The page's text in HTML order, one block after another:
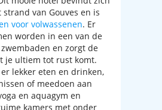
van Gouves en is
voor volwassenen. Er
worden in een van de
en zorgt de
je ultiem tot rust komt.
lekker eten en drinken,
of meedoen aan
en aquagym en
kamers met onder